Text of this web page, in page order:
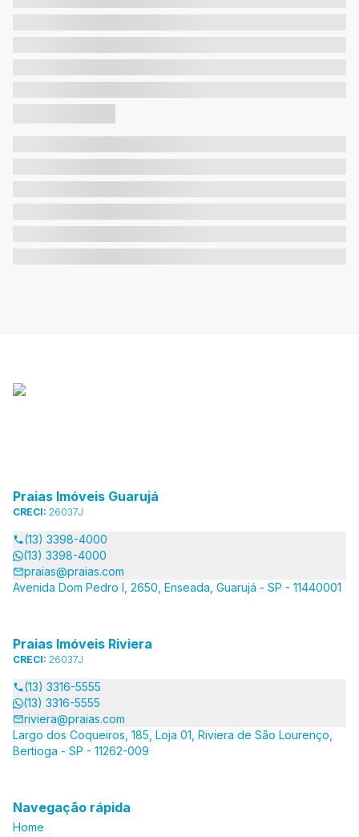
Praias Imóveis Guarujá
CRECI: 26037J
(13) 3398-4000
(13) 3398-4000
praias@praias.com
Avenida Dom Pedro I, 2650, Enseada, Guarujá - SP - 11440001
Praias Imóveis Riviera
CRECI: 26037J
(13) 3316-5555
(13) 3316-5555
riviera@praias.com
Largo dos Coqueiros, 185, Loja 01, Riviera de São Lourenço,
Bertioga - SP - 11262-009
Navegação rápida
Home